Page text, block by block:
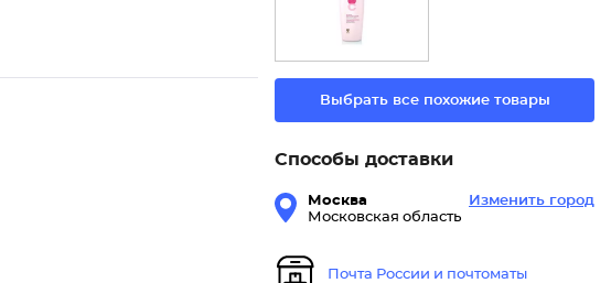
Выбрать все похожие товары
Способы доставки
Москва
Московская область
Изменить город
Почта России и почтоматы